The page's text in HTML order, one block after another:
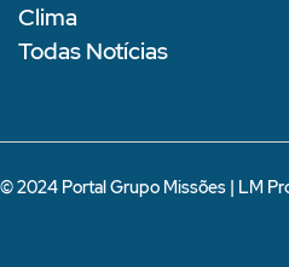
Clima
Todas Notícias
© 2024 Portal Grupo Missões | LM